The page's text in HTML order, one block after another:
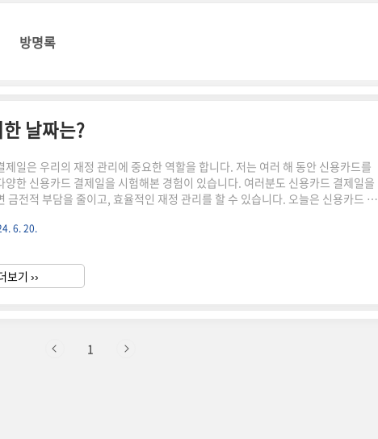
방명록
날짜는?
제일은 우리의 재정 관리에 중요한 역할을 합니다. 저는 여러 해 동안 신용카드를
양한 신용카드 결제일을 시험해본 경험이 있습니다. 여러분도 신용카드 결제일을
금전적 부담을 줄이고, 효율적인 재정 관리를 할 수 있습니다. 오늘은 신용카드 결
정하는 것은 단순히 청구서를 받는 날짜를 결정하는 것만이 아닙니다. 신용카드 결
월급날 직후로 설정하면, 급여를 받은 즉시 청구서를 지불할 수 있어 자금 관리를
으로 할 수 있습니다. 신용카드 결제일을 고려하지 않고 무작정 설정..
6. 20.
보기 ››
1